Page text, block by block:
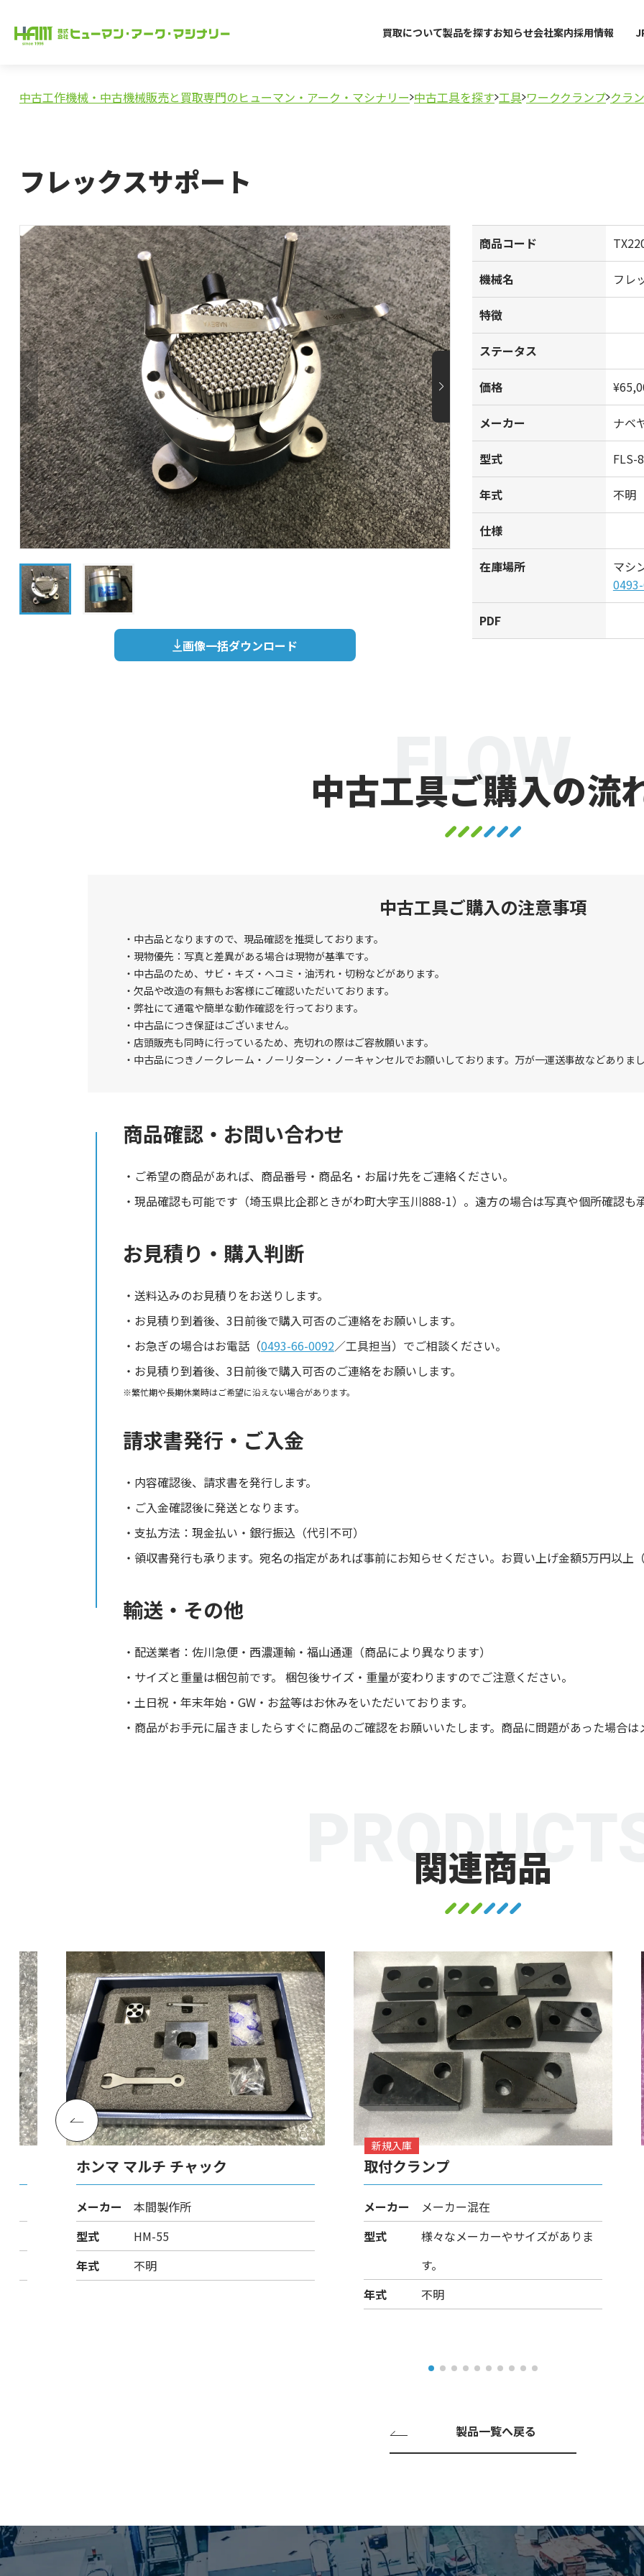
買取について製品を探すお知らせ会社案内採用情報
中古工作機械・中古機械販売と買取専門のヒューマン・アーク・マシナリー 中古工具を探す 工具 ワーククランプ クラ
フレックスサポート
画像一括ダウンロード
商品コード
機械名 フレ
特徴
ステータス
価格
メーカー ナベ
型式 FLS-
年式 不明
仕様
在庫場所
マシ
PDF
中古工具ご購入の流
FLOW
中古工具ご購入の注意事項
中古品となりますので、現品確認を推奨しております。
現物優先：写真と差異がある場合は現物が基準です。
中古品のため、サビ・キズ・ヘコミ・油汚れ・切粉などがあります。
欠品や改造の有無もお客様にご確認いただいております。
弊社にて通電や簡単な動作確認を行っております。
中古品につき保証はございません。
店頭販売も同時に行っているため、売切れの際はご容赦願います。
中古品につきノークレーム・ノーリターン・ノーキャンセルでお願いしております。万が一運送事故などありま
商品確認・お問い合わせ
ご希望の商品があれば、商品番号・商品名・お届け先をご連絡ください。
現品確認も可能です（埼玉県比企郡ときがわ町大字玉川888-1）。遠方の場合は写真や個所確認も
お見積り・購入判断
送料込みのお見積りをお送りします。
お見積り到着後、3日前後で購入可否のご連絡をお願いします。
お急ぎの場合はお電話（0493-66-0092／工具担当）でご相談ください。
お見積り到着後、3日前後で購入可否のご連絡をお願いします。
繁忙期や長期休業時はご希望に沿えない場合があります。
請求書発行・ご入金
内容確認後、請求書を発行します。
ご入金確認後に発送となります。
支払方法：現金払い・銀行振込（代引不可）
領収書発行も承ります。宛名の指定があれば事前にお知らせください。お買い上げ金額5万円以上
輸送・その他
配送業者：佐川急便・西濃運輸・福山通運（商品により異なります）
サイズと重量は梱包前です。 梱包後サイズ・重量が変わりますのでご注意ください。
土日祝・年末年始・GW・お盆等はお休みをいただいております。
商品がお手元に届きましたらすぐに商品のご確認をお願いいたします。商品に問題があった場合
関連商品
ホンマ マルチ チャック
メーカー
本間製作所
型式
HM-55
年式
不明
新規入庫
取付クランプ
メーカー
メーカー混在
型式
様々なメーカーやサイズがありま
す。
年式
不明
製品一覧へ戻る